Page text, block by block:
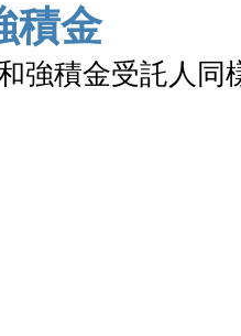
積金
強積金受託人同